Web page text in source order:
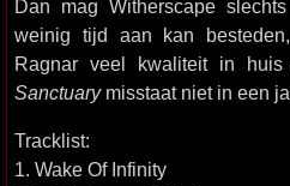
Dan mag Witherscape
weinig tijd aan kan
Ragnar veel kwaliteit in huis
Sanctuarymisstaat niet in een
Tracklist:
1. Wake Of Infinity